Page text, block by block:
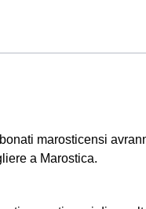
marosticensi
a Marostica.